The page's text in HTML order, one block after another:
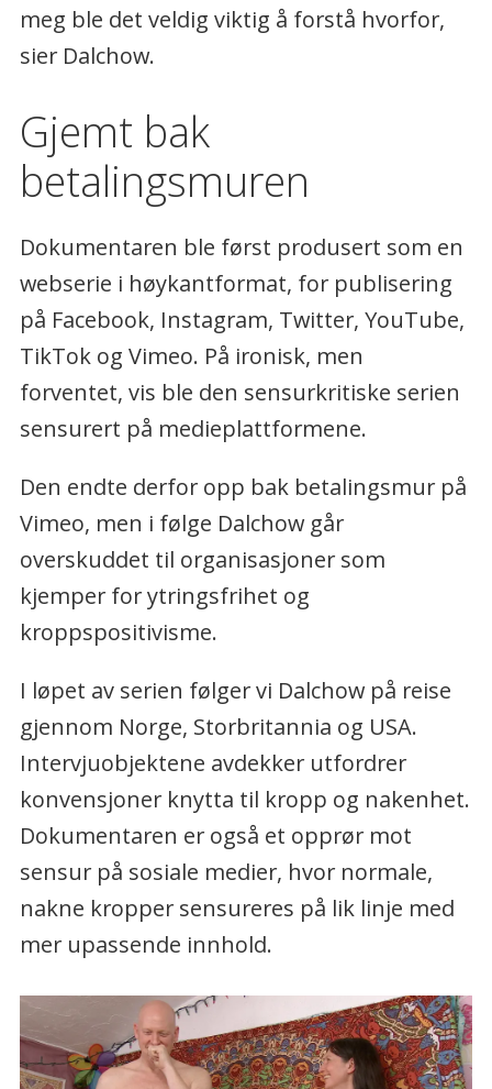
meg ble det veldig viktig å forstå hvorfor,
sier Dalchow.
Gjemt bak
betalingsmuren
Dokumentaren ble først produsert som en
webserie i høykantformat, for publisering
på Facebook, Instagram, Twitter, YouTube,
TikTok og Vimeo. På ironisk, men
forventet, vis ble den sensurkritiske serien
sensurert på medieplattformene.
Den endte derfor opp bak betalingsmur på
Vimeo, men i følge Dalchow går
overskuddet til organisasjoner som
kjemper for ytringsfrihet og
kroppspositivisme.
I løpet av serien følger vi Dalchow på reise
gjennom Norge, Storbritannia og USA.
Intervjuobjektene avdekker utfordrer
konvensjoner knytta til kropp og nakenhet.
Dokumentaren er også et opprør mot
sensur på sosiale medier, hvor normale,
nakne kropper sensureres på lik linje med
mer upassende innhold.